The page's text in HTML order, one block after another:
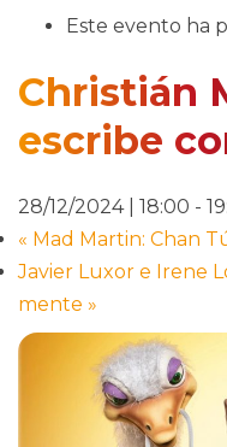
Este evento ha
Christián
escribe
28/12/2024 | 18:00 -
« Mad Martin: Chan
Javier Luxor e Irene
mente »